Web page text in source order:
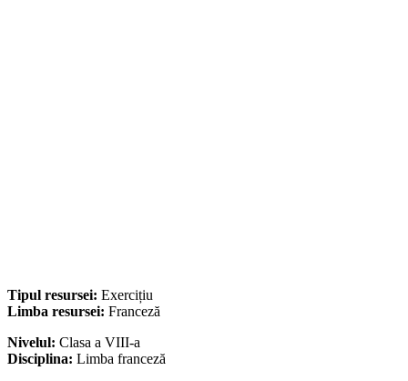
Tipul resursei: Exercițiu
Limba resursei: Franceză
Nivelul: Clasa a VIII-a
Disciplina: Limba franceză